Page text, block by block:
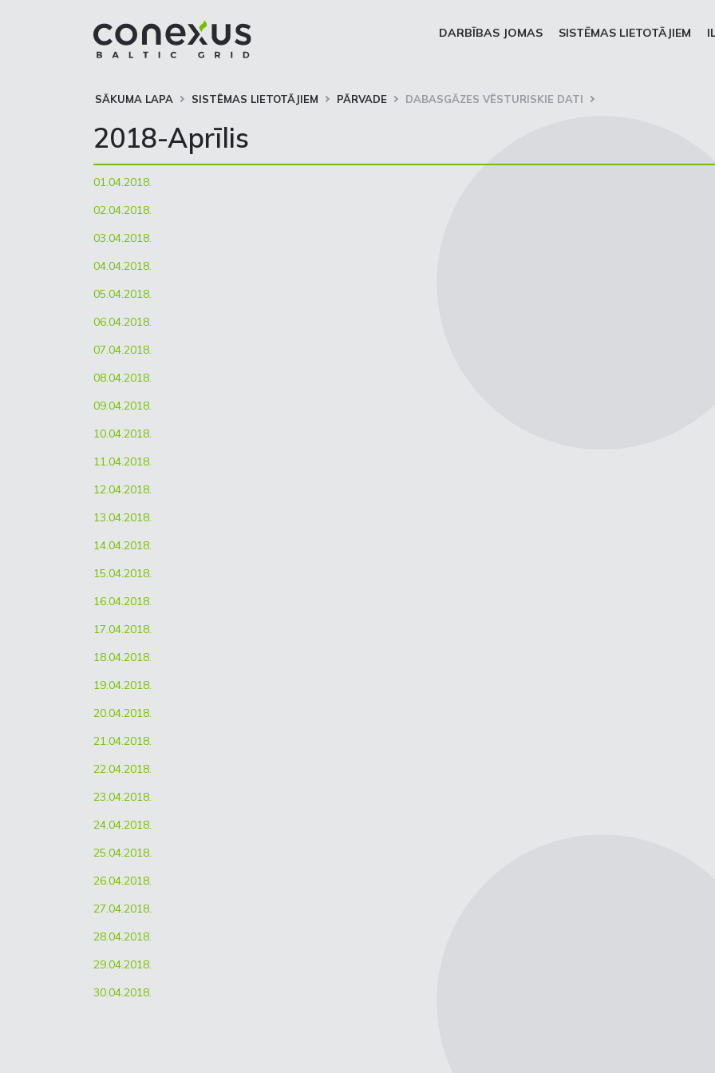
DARBĪBAS JOMAS SISTĒMAS LIETOTĀJIEM
SĀKUMA LAPA SISTĒMAS LIETOTĀJIEM PĀRVADE DABASGĀZES VĒSTURISKIE DATI
2018-Aprīlis
01.04.2018.
02.04.2018.
03.04.2018.
04.04.2018.
05.04.2018.
06.04.2018.
07.04.2018.
08.04.2018.
09.04.2018.
10.04.2018.
11.04.2018.
12.04.2018.
13.04.2018.
14.04.2018.
15.04.2018.
16.04.2018.
17.04.2018.
18.04.2018.
19.04.2018.
20.04.2018.
21.04.2018.
22.04.2018.
23.04.2018.
24.04.2018.
25.04.2018.
26.04.2018.
27.04.2018.
28.04.2018.
29.04.2018.
30.04.2018.